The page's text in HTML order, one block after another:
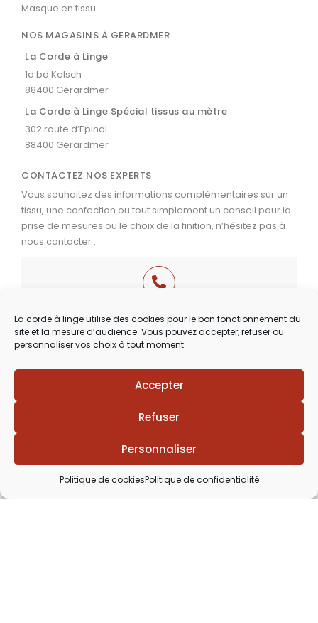
La corde à linge utilise des cookies pour le bon fonctionnement du
site et la mesure d’audience. Vous pouvez accepter, refuser ou
personnaliser vos choix à tout moment.
Accepter
Refuser
Personnaliser
Politique de cookiesPolitique de confidentialité
Masque en tissu
NOS MAGASINS À GERARDMER
La Corde à Linge
1a bd Kelsch
88400 Gérardmer
La Corde à Linge Spécial tissus au mètre
302 route d’Epinal
88400 Gérardmer
CONTACTEZ NOS EXPERTS
Vous souhaitez des informations complémentaires sur un
tissu, une confection ou tout simplement un conseil pour la
prise de mesures ou le choix de la finition, n’hésitez pas à
nous contacter :
03 29 60 49 17
Du Mardi au Samedi
de 9h30 à 12h00 & de 14h00 à 18h30